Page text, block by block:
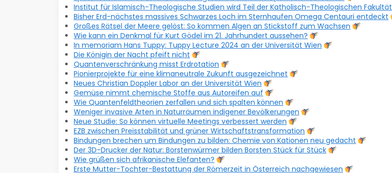
Institut für Islamisch-Theologische Studien wird Teil der Katholisch-Theologischen Fakultät
Bisher Erd-nächstes massives Schwarzes Loch im Sternhaufen Omega Centauri entdeckt
Großes Rätsel der Meere gelöst: So kommen Algen an Stickstoff zum Wachsen
Wie kann ein Denkmal für Kurt Gödel im 21. Jahrhundert aussehen?
In memoriam Hans Tuppy: Tuppy Lecture 2024 an der Universität Wien
Die Königin der Nacht pfeift nicht
Quantenverschränkung misst Erdrotation
Pionierprojekte für eine klimaneutrale Zukunft ausgezeichnet
Neues Christian Doppler Labor an der Universität Wien
Gemüse nimmt chemische Stoffe aus Autoreifen auf
Wie Quantenfeldtheorien zerfallen und sich spalten können
Weniger invasive Arten in Naturräumen indigener Bevölkerungen
Neue Studie: So können virtuelle Meetings verbessert werden
EZB zwischen Preisstabilität und grüner Wirtschaftstransformation
Bindungen brechen um Bindungen zu bilden: Chemie von Kationen neu gedacht
Der 3D-Drucker der Natur: Borstenwürmer bilden Borsten Stück für Stück
Wie grüßen sich afrikanische Elefanten?
Erste Mutter-Tochter-Bestattung der Römerzeit in Österreich nachgewiesen